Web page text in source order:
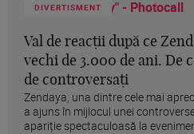
DIVERTISMENT
Val de reacții după ce
vechi de 3.000 de ani. De
de controversați
Zendaya, una dintre cele mai
a ajuns în mijlocul unei
apariție spectaculoasă la